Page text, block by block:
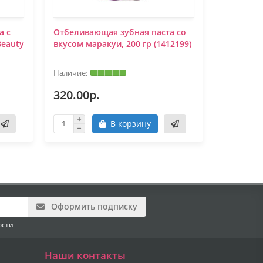
с
Отбеливающая зубная паста со
вкусом маракуи, 200 гр (1412199)
320.00р.
В корзину
Оформить подписку
Наши контакты